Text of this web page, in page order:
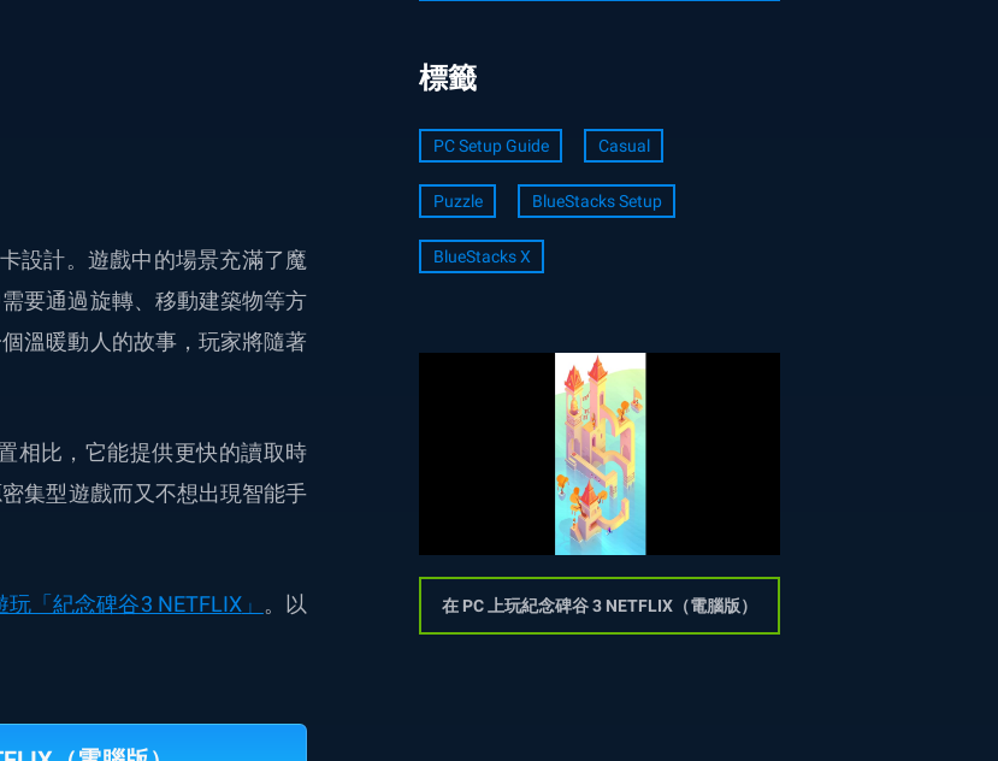
設計。遊戲中的場景充滿了魔
要通過旋轉、移動建築物等方
溫暖動人的故事，玩家將隨著
相比 ， 它能提供更快的讀取時
集型遊戲而又不想出現智能手
玩「紀念碑谷3 NETFLIX」 。以
標籤
PC Setup Guide Casual
Puzzle BlueStacks Setup
BlueStacks X
在 PC 上玩紀念碑谷 3 NETFLIX（電腦版）